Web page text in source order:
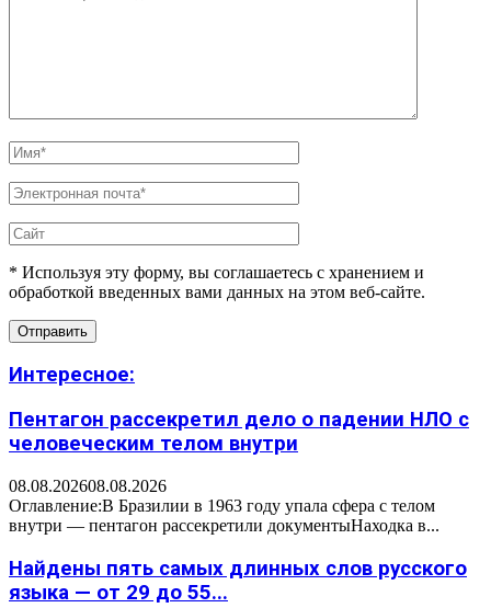
* Используя эту форму, вы соглашаетесь с хранением и
обработкой введенных вами данных на этом веб-сайте.
Интересное:
Пентагон рассекретил дело о падении НЛО с
человеческим телом внутри
08.08.202608.08.2026
Оглавление:В Бразилии в 1963 году упала сфера с телом
внутри — пентагон рассекретили документыНаходка в...
Найдены пять самых длинных слов русского
языка — от 29 до 55...